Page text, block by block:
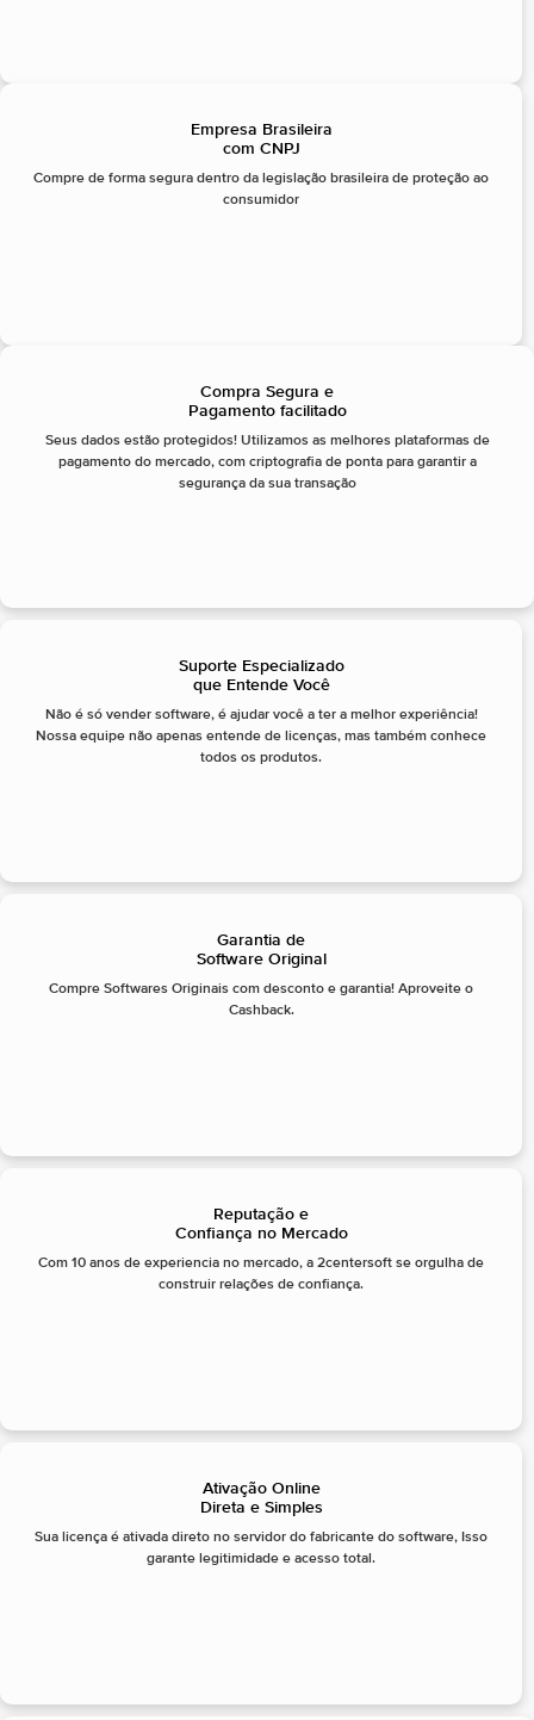
Empresa Brasileira
com CNPJ
Compre de forma segura dentro da legislação brasileira de proteção ao
consumidor
Compra Segura e
Pagamento facilitado
Seus dados estão protegidos! Utilizamos as melhores plataformas de
pagamento do mercado, com criptografia de ponta para garantir a
segurança da sua transação
Suporte Especializado
que Entende Você
Não é só vender software, é ajudar você a ter a melhor experiência!
Nossa equipe não apenas entende de licenças, mas também conhece
todos os produtos.
Garantia de
Software Original
Compre Softwares Originais com desconto e garantia! Aproveite o
Cashback.
Reputação e
Confiança no Mercado
Com 10 anos de experiencia no mercado, a 2centersoft se orgulha de
construir relações de confiança.
Ativação Online
Direta e Simples
Sua licença é ativada direto no servidor do fabricante do software, Isso
garante legitimidade e acesso total.